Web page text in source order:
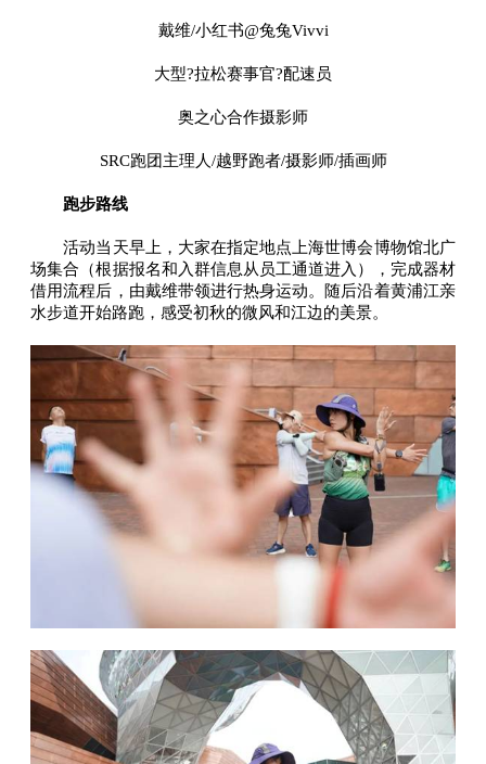
戴维/小红书@兔兔Vivvi
大型?拉松赛事官?配速员
奥之心合作摄影师
SRC跑团主理人/越野跑者/摄影师/插画师
跑步路线
活动当天早上，大家在指定地点上海世博会博物馆北广
场集合（根据报名和入群信息从员工通道进入），完成器材
借用流程后，由戴维带领进行热身运动。随后沿着黄浦江亲
水步道开始路跑，感受初秋的微风和江边的美景。